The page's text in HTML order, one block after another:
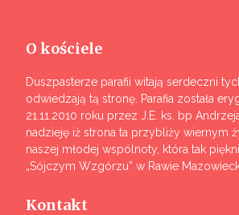
O kościele
Duszpasterze parafii witają serdeczni
odwiedzają tą stronę. Parafia została
21.11.2010 roku przez J.E. ks. bp
nadzieję iż strona ta przybliży wiernym
naszej młodej wspólnoty, która tak
„Sójczym Wzgórzu” w Rawie
Kontakt